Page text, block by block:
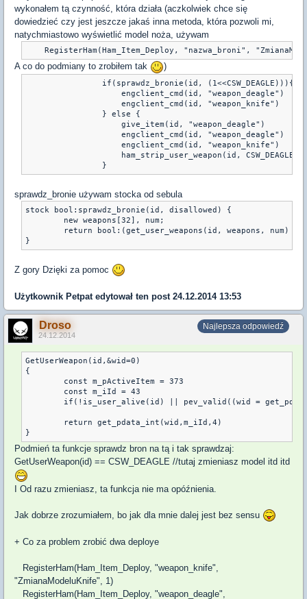
wykonałem tą czynność która działa (aczkolwiek chce się
dowiedzieć czy jest jeszcze jakaś inna metoda która pozwoli mi
natychmiastowo wyświetlić model noża używam
A co do podmiany to zrobiłem tak )
if(sprawdz_bronie(id, (1<<CSW_DEAGLE))){
engclient_cmd(id, "weapon_deagle")
engclient_cmd(id, "weapon_knife")
} else {
give_item(id, "weapon_deagle")
engclient_cmd(id, "weapon_deagle")
engclient_cmd(id, "weapon_knife")
ham_strip_user_weapon(id, CSW_DEAGLE,
sprawdz_bronie używam stocka od sebula
stock bool:sprawdz_bronie(id, disallowed) {
new weapons[32], num;
return bool:(get_user_weapons(id, weapons, num) &
}
Z gory Dzięki za pomoc
Użytkownik Petpatedytował ten post 24.12.2014 13:53
Najlepsza odpowiedź
Droso
24.12.2014
GetUserWeapon(id,&wid=0)
{
Podmień ta funkcje sprawdz bron na tą i tak sprawdzaj:
GetUserWeapon(id) == CSW_DEAGLE //tutaj zmieniasz model itd itd
I Od razu zmieniasz, ta funkcja nie ma opóźnienia.
Jak dobrze zrozumiałem, bo jak dla mnie dalej jest bez sensu
+ Co za problem zrobić dwa deploye
RegisterHam(Ham_Item_Deploy, "weapon_knife",
"ZmianaModeluKnife", 1)
RegisterHam(Ham_Item_Deploy, "weapon_deagle",